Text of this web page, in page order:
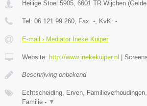
Heilige Stoel 5905 6601 TR Wijchen (
Tel: 06 121 99 260 , Fax: - , KvK: -
E-mail › Mediator Ineke Kuiper
Website: http://www.inekekuiper.nl
Beschrijving onbekend
Echtscheiding, Erven,
Familie - ▼